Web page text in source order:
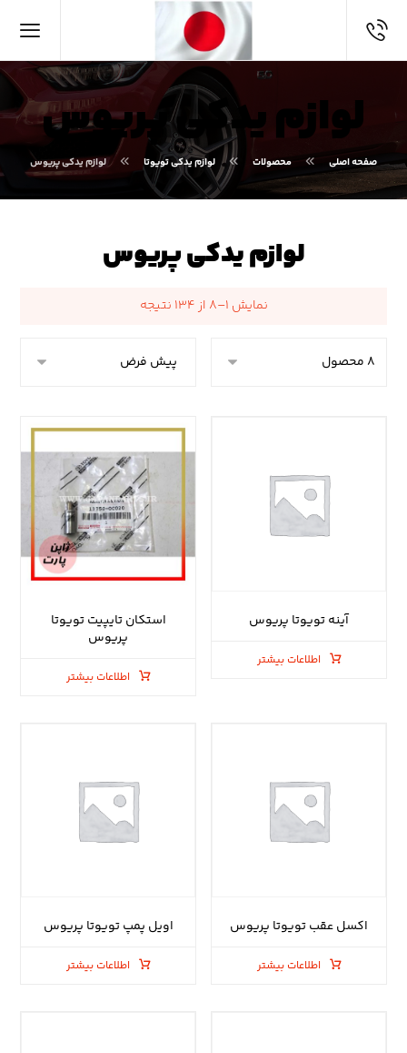
لوازم یدکی پریوس
صفحه اصلی محصولات لوازم یدکی تویوتا لوازم یدکی پریوس
لوازم یدکی پریوس
نمایش ۱–۸ از ۱۳۴ نتیجه
آینه تویوتا پریوس
اطلاعات بیشتر
استکان تایپیت تویوتا
پریوس
اطلاعات بیشتر
اکسل عقب تویوتا پریوس
اطلاعات بیشتر
اویل پمپ تویوتا پریوس
اطلاعات بیشتر